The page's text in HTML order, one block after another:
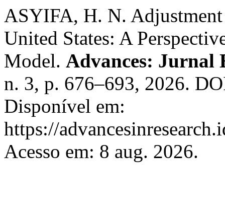
ASYIFA, H. N.
United States: A
Model. Advances: Jurnal
n. 3, p. 676–693, 2026.
Disponível em:
https://
Acesso em: 8 aug. 2026.